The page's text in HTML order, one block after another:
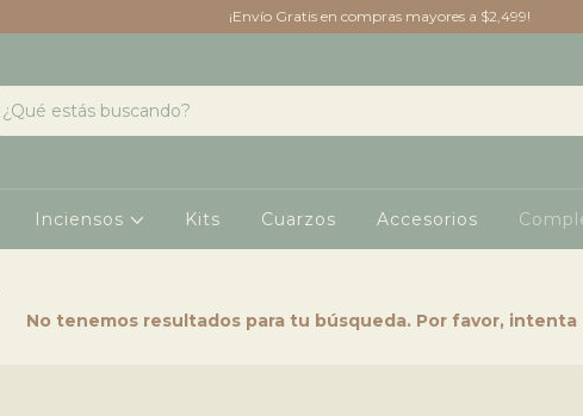
¡Envío Gratis en compras mayores a $2,499!
Inciensos Kits Cuarzos Accesorios
No tenemos resultados para tu búsqueda. Por favor,